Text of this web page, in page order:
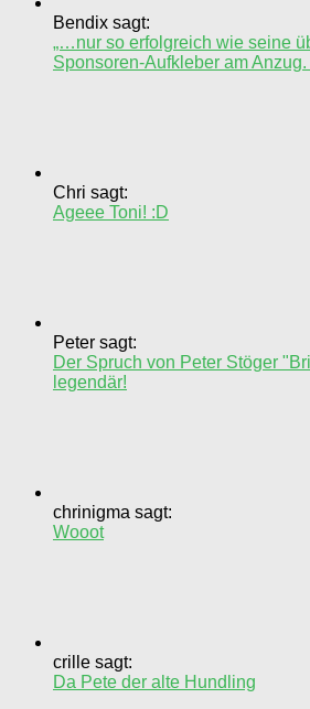
Bendix sagt:
„…nur so erfolgreich wie seine
Sponsoren-Aufkleber am Anzug.
Chri sagt:
Ageee Toni! :D
Peter sagt:
Der Spruch von Peter Stöger
legendär!
chrinigma sagt:
Wooot
crille sagt:
Da Pete der alte Hundling